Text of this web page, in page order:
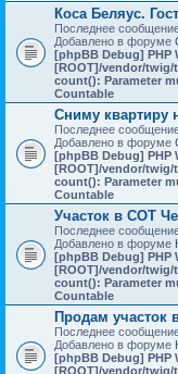
Коса Беляус.
Последнее
Добавлено в форуме
[phpBB Debug] PHP
[ROOT]/vendor/
count(): Parameter
Countable
Сниму квартиру
Последнее
Добавлено в форуме
[phpBB Debug] PHP
[ROOT]/vendor/
count(): Parameter
Countable
Участок в СОТ
Последнее
Добавлено в форуме
[phpBB Debug] PHP
[ROOT]/vendor/
count(): Parameter
Countable
Продам участок
Последнее
Добавлено в форуме
[phpBB Debug] PHP
[ROOT]/vendor/